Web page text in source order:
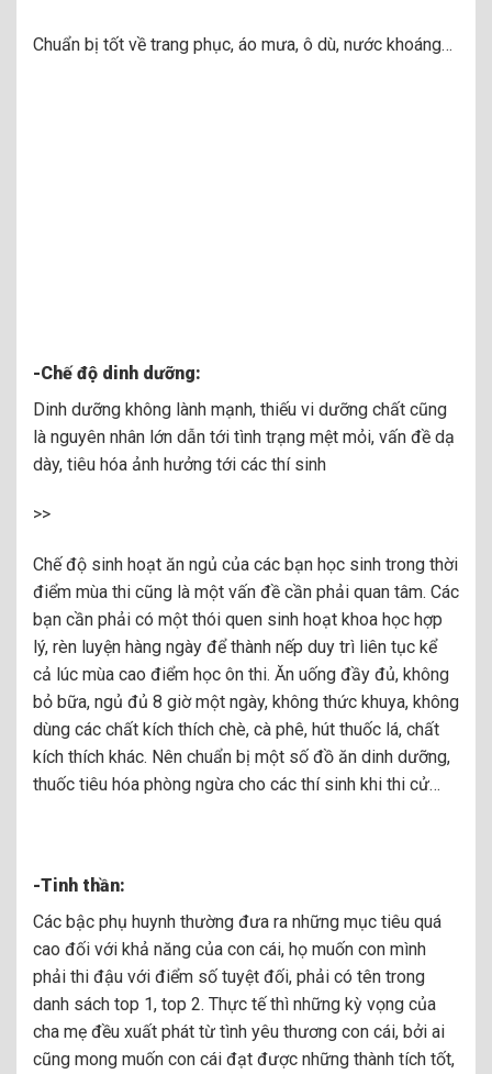
Chuẩn bị tốt về trang phục, áo mưa, ô dù, nước khoáng…
-Chế độ dinh dưỡng:
Dinh dưỡng không lành mạnh, thiếu vi dưỡng chất cũng
là nguyên nhân lớn dẫn tới tình trạng mệt mỏi, vấn đề dạ
dày, tiêu hóa ảnh hưởng tới các thí sinh
>>
Chế độ sinh hoạt ăn ngủ của các bạn học sinh trong thời
điểm mùa thi cũng là một vấn đề cần phải quan tâm. Các
bạn cần phải có một thói quen sinh hoạt khoa học hợp
lý, rèn luyện hàng ngày để thành nếp duy trì liên tục kể
cả lúc mùa cao điểm học ôn thi. Ăn uống đầy đủ, không
bỏ bữa, ngủ đủ 8 giờ một ngày, không thức khuya, không
dùng các chất kích thích chè, cà phê, hút thuốc lá, chất
kích thích khác. Nên chuẩn bị một số đồ ăn dinh dưỡng,
thuốc tiêu hóa phòng ngừa cho các thí sinh khi thi cử…
-Tinh thần:
Các bậc phụ huynh thường đưa ra những mục tiêu quá
cao đối với khả năng của con cái, họ muốn con mình
phải thi đậu với điểm số tuyệt đối, phải có tên trong
danh sách top 1, top 2. Thực tế thì những kỳ vọng của
cha mẹ đều xuất phát từ tình yêu thương con cái, bởi ai
cũng mong muốn con cái đạt được những thành tích tốt,